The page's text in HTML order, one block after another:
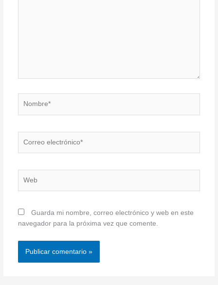
electrónico*
Guarda mi nombre, correo electrónico y web en este
navegador para la próxima vez que comente.